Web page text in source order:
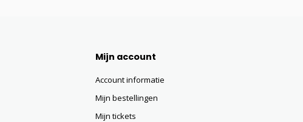
Mijn account
Account informatie
Mijn bestellingen
Mijn tickets